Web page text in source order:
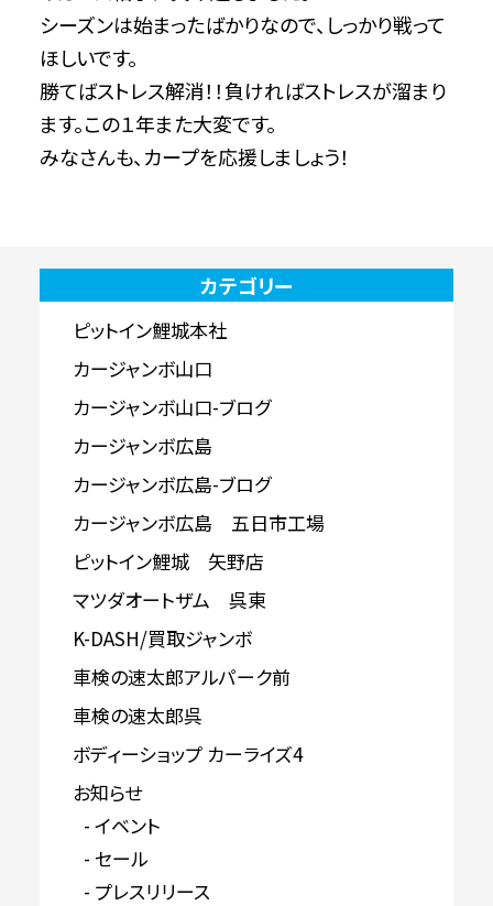
シーズンは始まったばかりなので、しっかり戦って
ほしいです。
勝てばストレス解消！！負ければストレスが溜まり
ます。この１年また大変です。
みなさんも、カープを応援しましょう！
カテゴリー
ピットイン鯉城本社
カージャンボ山口
カージャンボ山口-ブログ
カージャンボ広島
カージャンボ広島-ブログ
カージャンボ広島 五日市工場
ピットイン鯉城 矢野店
マツダオートザム 呉東
K-DASH/買取ジャンボ
車検の速太郎アルパーク前
車検の速太郎呉
ボディーショップ カーライズ4
お知らせ
イベント
セール
プレスリリース